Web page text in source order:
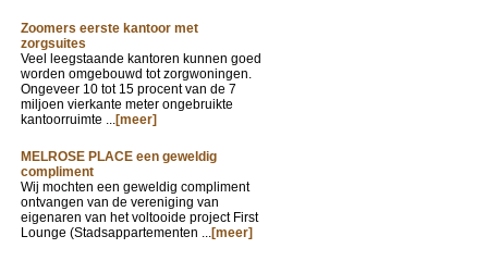
Zoomers eerste kantoor met
zorgsuites
Veel leegstaande kantoren kunnen goed
worden omgebouwd tot zorgwoningen.
Ongeveer 10 tot 15 procent van de 7
miljoen vierkante meter ongebruikte
kantoorruimte ...[meer]
MELROSE PLACE een geweldig
compliment
Wij mochten een geweldig compliment
ontvangen van de vereniging van
eigenaren van het voltooide project First
Lounge (Stadsappartementen ...[meer]